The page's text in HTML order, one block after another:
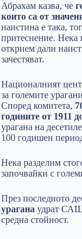
Абрахам казва, че
които са от
наистина е така,
притеснение. Нека
открием дали
зачестяват.
Националният
за големите
Според комитета,
годините от 1911
урагана на
100 годишен
Нека разделим
започвайки с
През последното
урагана удрат
средна стойност.